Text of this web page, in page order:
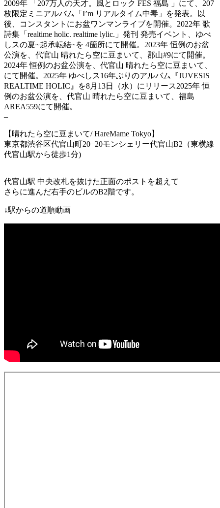
2009年 「207万人の天才。風とロック FES 福島 」にて、207
枚限定ミニアルバム「I’m リアルタイム中毒」を発表。以
後、コンスタントにお盆ワンマンライブを開催。2022年 歌
詩集「realtime holic. realtime lylic.」発刊 発売イベント、ゆべ
しスの夏~起承転結~を 4箇所にて開催。2023年 恒例のお盆
公演を、代官山 晴れたら空に豆まいて、郡山#9にて開催。
2024年 恒例のお盆公演を、代官山 晴れたら空に豆まいて、
にて開催。2025年 ゆべしス16年ぶりのアルバム『JUVESIS
REALTIME HOLIC』を8月13日（水）にリリース2025年 恒
例のお盆公演を、代官山 晴れたら空に豆まいて、福島
AREA559にて開催。
–
【晴れたら空に豆まいて/ HareMame Tokyo】
東京都渋谷区代官山町20−20モンシェリー代官山B2 （東横線
代官山駅から徒歩1分)
代官山駅 中央改札を抜けた正面のポストを超えて
さらに進んだ右手のビルのB2階です。
↓駅からの道順動画